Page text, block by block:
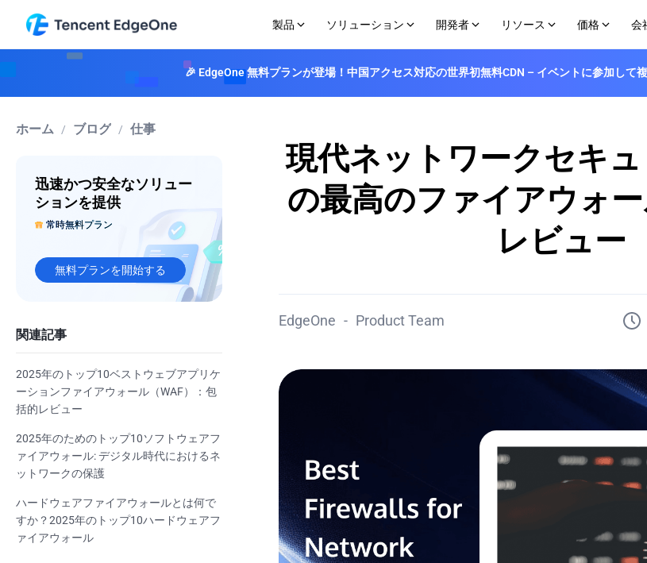
製品
CDN
リバリーを強化します
テンツのアクセラレーション
L4プロキシ
DDoS 防御
インテリジェントなボット対策によりプラット
フォームを保護します
ウェブ保護
ウェブサイトとアプリを保護します
CAPTCHA
メーカー
エッジファンクション
エッジネットワーク全体にわたってサ
画像レンダラー
エッジで画像を生成します
ソリューション
ゲーミング
メディア＆エンターテインメント
中国市場へのグローバル展開
開発者
ドキュメント 学習センター API
サイト高速化
セキュリティ保護
Makers
エッジファンクション
L4プロキシサービス
プランと料金
無料プラン
個人プラン
ベーシックプラン
テクニカルサポート
Github
Discord
Telegram
WhatsApp
リソース
学習センター
Blog
EdgeOneの技術と製品アップデートについて深く掘り下げます
CDNとセキュリティにおけるEdgeOneの確かな専門知識です
VODデモ
EdgeOneがAI搭載トランスコーディングでビデオ配信を最適化する方法をご覧ください
ツール
EdgeOneが提供するウェブ、ネットワーク、メディア最適化のためのオンライン開発者向けユーティリテ
ィです
ドキュメント
EdgeOneの機能を素早く実
価格
料金ドキュメント
プラン＆価格
会
Edgeoneを選ぶ理由
成功事例
チャネルパートナー
🎉 EdgeOne 無料プランが登場！中国アクセス対応の世界初無料CDN – イベントに参加して
ホーム / ブログ / 仕事
迅速かつ安全なソリュー
ションを提供
常時無料プラン
無料プランを開始する
関連記事
2025年のトップ10ベストウェブアプリケ
ーションファイアウォール（WAF）：包
括的レビュー
2025年のためのトップ10ソフトウェアフ
ァイアウォール: デジタル時代におけるネ
ットワークの保護
ハードウェアファイアウォールとは何で
すか？2025年のトップ10ハードウェアフ
ァイアウォール
現代ネットワークセキ
の最高のファイアウォ
レビュー
EdgeOne - Product Team